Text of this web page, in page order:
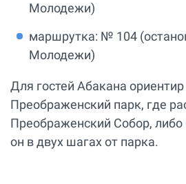
Молодежи)
маршрутка: № 104
Молодежи)
Для гостей Абакана
Преображенский парк, где
Преображенский Собор,
он в двух шагах от парка.